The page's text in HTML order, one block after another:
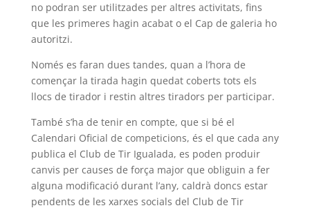
no podran ser utilitzades per altres activitats, fins
que les primeres hagin acabat o el Cap de galeria ho
autoritzi.
Només es faran dues tandes, quan a l’hora de
començar la tirada hagin quedat coberts tots els
llocs de tirador i restin altres tiradors per participar.
També s’ha de tenir en compte, que si bé el
Calendari Oficial de competicions, és el que cada any
publica el Club de Tir Igualada, es poden produir
canvis per causes de força major que obliguin a fer
alguna modificació durant l’any, caldrà doncs estar
pendents de les xarxes socials del Club de Tir